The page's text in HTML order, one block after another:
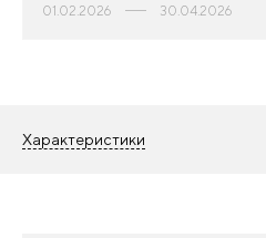
01.02.2026 30.04.2026
Характеристики